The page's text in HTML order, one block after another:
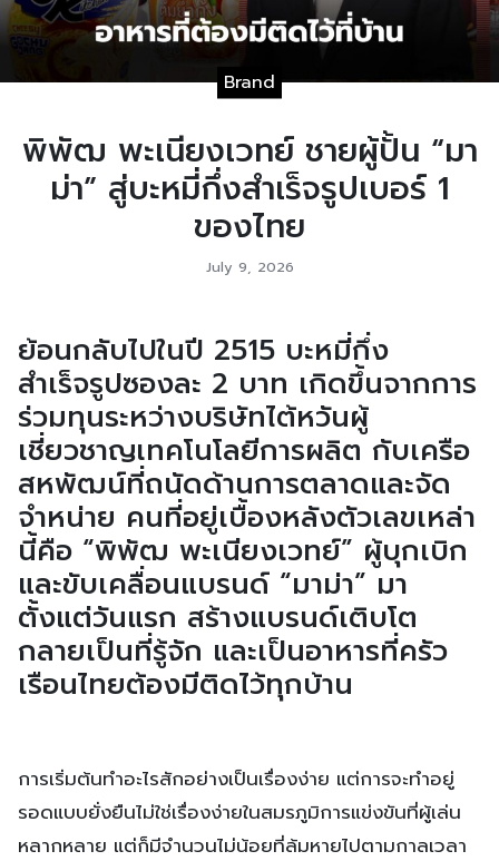
Brand
พิพัฒ พะเนียงเวทย์ ชายผู้ปั้น “มา
ม่า” สู่บะหมี่กึ่งสำเร็จรูปเบอร์ 1
ของไทย
July 9, 2026
ย้อนกลับไปในปี 2515 บะหมี่กึ่ง
สำเร็จรูปซองละ 2 บาท เกิดขึ้นจากการ
ร่วมทุนระหว่างบริษัทไต้หวันผู้
เชี่ยวชาญเทคโนโลยีการผลิต กับเครือ
สหพัฒน์ที่ถนัดด้านการตลาดและจัด
จำหน่าย คนที่อยู่เบื้องหลังตัวเลขเหล่า
นี้คือ “พิพัฒ พะเนียงเวทย์” ผู้บุกเบิก
และขับเคลื่อนแบรนด์ “มาม่า” มา
ตั้งแต่วันแรก สร้างแบรนด์เติบโต
กลายเป็นที่รู้จัก และเป็นอาหารที่ครัว
เรือนไทยต้องมีติดไว้ทุกบ้าน
การเริ่มต้นทำอะไรสักอย่างเป็นเรื่องง่าย แต่การจะทำอยู่
รอดแบบยั่งยืนไม่ใช่เรื่องง่ายในสมรภูมิการแข่งขันที่ผู้เล่น
หลากหลาย แต่ก็มีจำนวนไม่น้อยที่ล้มหายไปตามกาลเวลา